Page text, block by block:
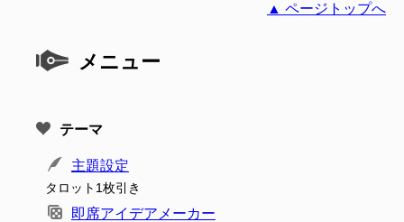
▲ ページトップへ
メニュー
テーマ
主題設定
タロット1枚引き
即席アイデアメーカー